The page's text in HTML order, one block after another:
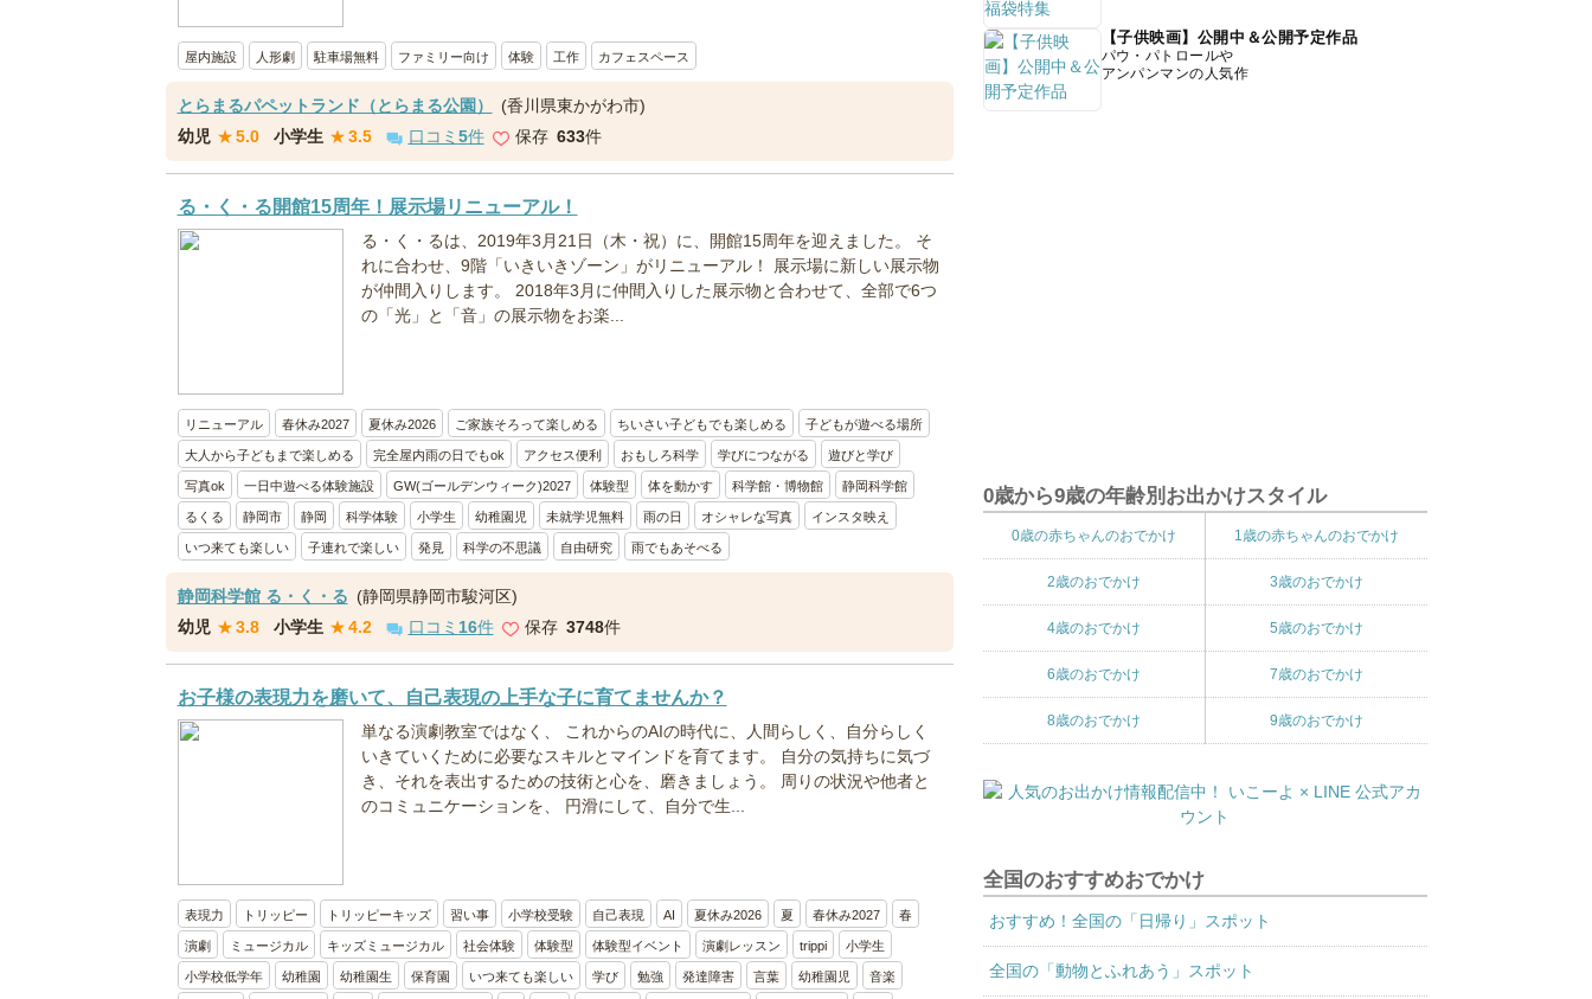
屋内施設 人形劇 駐車場無料 ファミリー向け 体験 工作 カフェスペース
とらまるパペットランド（とらまる公園）
(香川県東かがわ市)
幼児 ★5.0 小学生 ★3.5 口コミ 5件 保存 633件
る・く・る開館15周年！展示場リニューアル！
る・く・るは、2019年3月21日（木・祝）に、開館15周年を迎えました。 そ
れに合わせ、9階「いきいきゾーン」がリニューアル！ 展示場に新しい展示物
が仲間入りします。 2018年3月に仲間入りした展示物と合わせて、全部で6つ
の「光」と「音」の展示物をお楽...
リニューアル 春休み2027 夏休み2026 ご家族そろって楽しめる ちいさい子どもでも楽しめる 子どもが遊べる場所
大人から子どもまで楽しめる 完全屋内雨の日でもok アクセス便利 おもしろ科学 学びにつながる 遊びと学び
写真ok 一日中遊べる体験施設 GW(ゴールデンウィーク)2027 体験型 体を動かす 科学館・博物館 静岡科学館
るくる 静岡市 静岡 科学体験 小学生 幼稚園児 未就学児無料 雨の日 オシャレな写真 インスタ映え
いつ来ても楽しい 子連れで楽しい 発見 科学の不思議 自由研究 雨でもあそべる
静岡科学館 る・く・る (静岡県静岡市駿河区)
幼児 ★3.8 小学生 ★4.2 口コミ 16件 保存 3748件
お子様の表現力を磨いて、自己表現の上手な子に育てませんか？
単なる演劇教室ではなく、 これからのAIの時代に、人間らしく、自分らしく
いきていくために必要なスキルとマインドを育てます。 自分の気持ちに気づ
き、それを表出するための技術と心を、磨きましょう。 周りの状況や他者と
のコミュニケーションを、 円滑にして、自分で生...
表現力 トリッピー トリッピーキッズ 習い事 小学校受験 自己表現 AI 夏休み2026 夏 春休み2027 春
演劇 ミュージカル キッズミュージカル 社会体験 体験型 体験型イベント 演劇レッスン trippi 小学生
小学校低学年 幼稚園 幼稚園生 保育園 いつ来ても楽しい 学び 勉強 発達障害 言葉 幼稚園児 音楽
【子供映画】公開中＆公開予定作品
パウ・パトロールや
アンパンマンの人気作
0歳から9歳の年齢別お出かけスタイル
0歳の赤ちゃんのおでかけ 1歳の赤ちゃんのおでかけ
2歳のおでかけ 3歳のおでかけ
4歳のおでかけ 5歳のおでかけ
6歳のおでかけ 7歳のおでかけ
8歳のおでかけ 9歳のおでかけ
全国のおすすめおでかけ
おすすめ！全国の「日帰り」スポット
全国の「動物とふれあう」スポット